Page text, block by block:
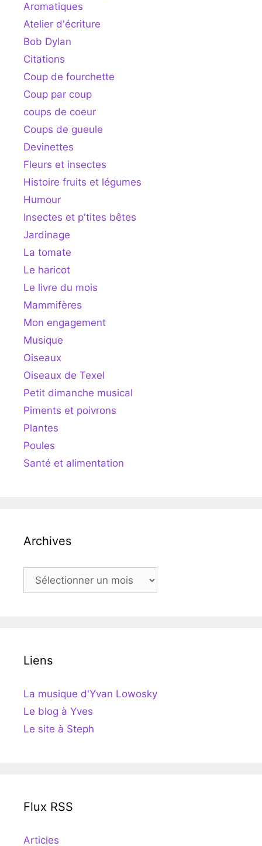
Aromatiques
Atelier d'écriture
Bob Dylan
Citations
Coup de fourchette
Coup par coup
coups de coeur
Coups de gueule
Devinettes
Fleurs et insectes
Histoire fruits et légumes
Humour
Insectes et p'tites bêtes
Jardinage
La tomate
Le haricot
Le livre du mois
Mammifères
Mon engagement
Musique
Oiseaux
Oiseaux de Texel
Petit dimanche musical
Piments et poivrons
Plantes
Poules
Santé et alimentation
Archives
Archives
Liens
La musique d'Yvan Lowosky
Le blog à Yves
Le site à Steph
Flux RSS
Articles